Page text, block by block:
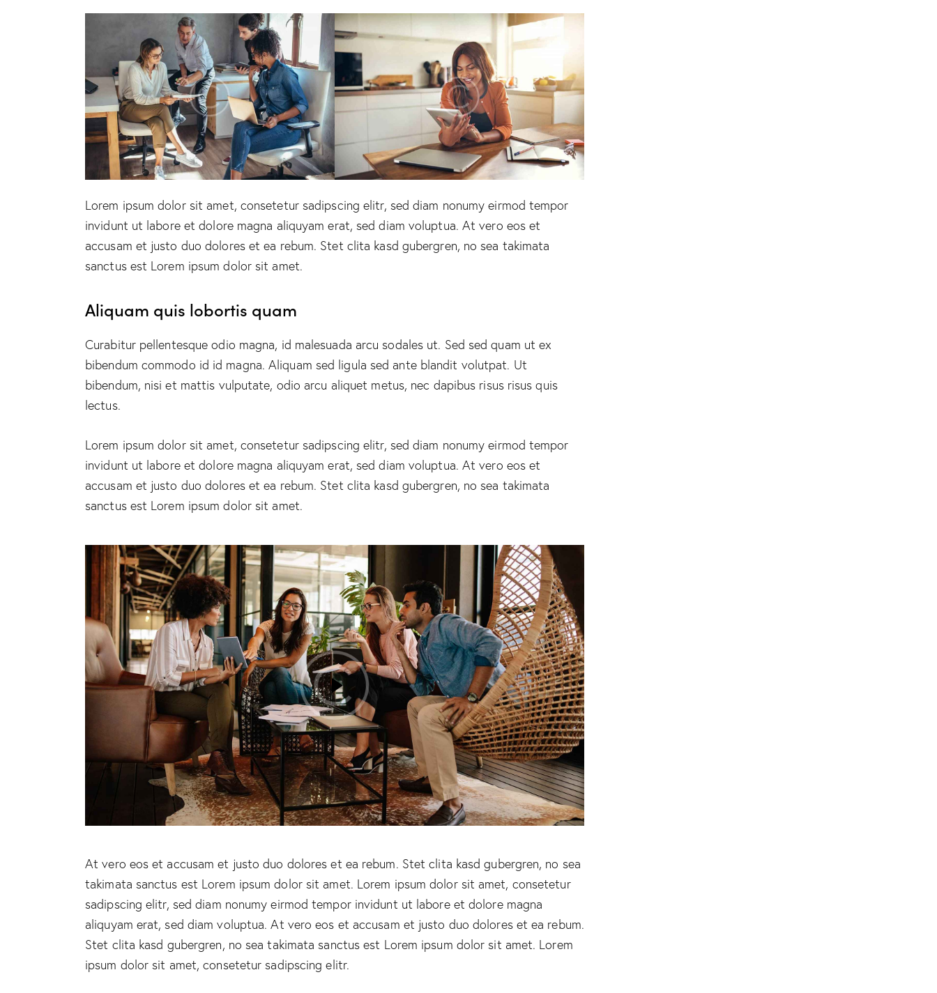
Lorem ipsum dolor sit amet, consetetur sadipscing elitr, sed diam nonumy eirmod tempor
invidunt ut labore et dolore magna aliquyam erat, sed diam voluptua. At vero eos et
accusam et justo duo dolores et ea rebum. Stet clita kasd gubergren, no sea takimata
sanctus est Lorem ipsum dolor sit amet.
Aliquam quis lobortis quam
Curabitur pellentesque odio magna, id malesuada arcu sodales ut. Sed sed quam ut ex
bibendum commodo id id magna. Aliquam sed ligula sed ante blandit volutpat. Ut
bibendum, nisi et mattis vulputate, odio arcu aliquet metus, nec dapibus risus risus quis
lectus.
Lorem ipsum dolor sit amet, consetetur sadipscing elitr, sed diam nonumy eirmod tempor
invidunt ut labore et dolore magna aliquyam erat, sed diam voluptua. At vero eos et
accusam et justo duo dolores et ea rebum. Stet clita kasd gubergren, no sea takimata
sanctus est Lorem ipsum dolor sit amet.
At vero eos et accusam et justo duo dolores et ea rebum. Stet clita kasd gubergren, no sea
takimata sanctus est Lorem ipsum dolor sit amet. Lorem ipsum dolor sit amet, consetetur
sadipscing elitr, sed diam nonumy eirmod tempor invidunt ut labore et dolore magna
aliquyam erat, sed diam voluptua. At vero eos et accusam et justo duo dolores et ea rebum.
Stet clita kasd gubergren, no sea takimata sanctus est Lorem ipsum dolor sit amet. Lorem
ipsum dolor sit amet, consetetur sadipscing elitr.